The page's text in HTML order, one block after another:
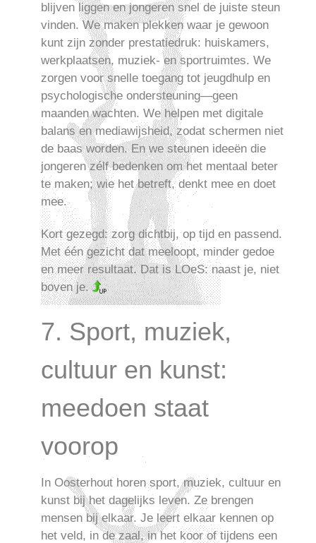
blijven liggen en jongeren snel de juiste steun
vinden. We maken plekken waar je gewoon
kunt zijn zonder prestatiedruk: huiskamers,
werkplaatsen, muziek- en sportruimtes. We
zorgen voor snelle toegang tot jeugdhulp en
psychologische ondersteuning—geen
maanden wachten. We helpen met digitale
balans en mediawijsheid, zodat schermen niet
de baas worden. En we steunen ideeën die
jongeren zélf bedenken om het mentaal beter
te maken; wie het betreft, denkt mee en doet
mee.
Kort gezegd: zorg dichtbij, op tijd en passend.
Met één gezicht dat meeloopt, minder gedoe
en meer resultaat. Dat is LOeS: naast je, niet
boven je.
7. Sport, muziek,
cultuur en kunst:
meedoen staat
voorop
In Oosterhout horen sport, muziek, cultuur en
kunst bij het dagelijks leven. Ze brengen
mensen bij elkaar. Je leert elkaar kennen op
het veld, in de zaal, in het koor of tijdens een